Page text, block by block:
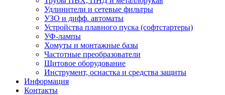
Удлинители и сетевые фильтры
УЗО и дифф. автоматы
Устройства плавного пуска (софтстартеры)
УФ-лампы
Хомуты и монтажные базы
Частотные преобразователи
Щитовое оборудование
Инструмент, оснастка и средства защиты
Информация
Контакты